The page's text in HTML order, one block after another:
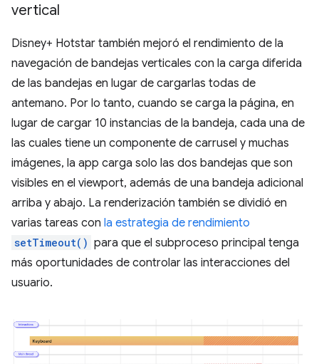
vertical
Disney+ Hotstar también mejoró el rendimiento de la
navegación de bandejas verticales con la carga diferida
de las bandejas en lugar de cargarlas todas de
antemano. Por lo tanto, cuando se carga la página, en
lugar de cargar 10 instancias de la bandeja, cada una de
las cuales tiene un componente de carrusel y muchas
imágenes, la app carga solo las dos bandejas que son
visibles en el viewport, además de una bandeja adicional
arriba y abajo. La renderización también se dividió en
varias tareas con la estrategia de rendimiento
setTimeout() para que el subproceso principal tenga
más oportunidades de controlar las interacciones del
usuario.